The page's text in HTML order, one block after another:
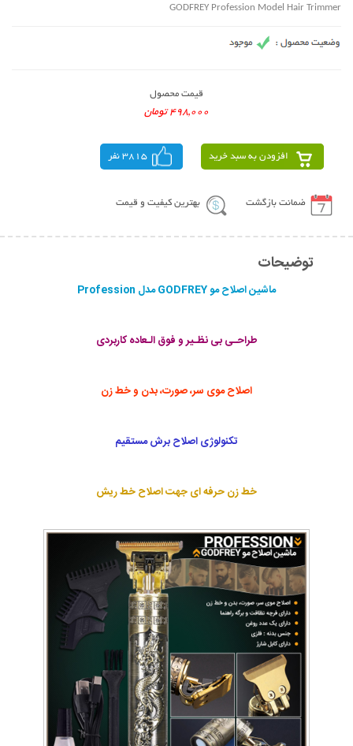
GODFREY Profession Model Hair Trimmer
قیمت محصول
498,000 تومان
افزودن به سبد خرید 3815 نفر
ضمانت بازگشت بهترین کیفیت و قیمت
توضیحات
ماشین اصلاح مو GODFREY مدل Profession
طراحـی بی نظـیر و فوق الـعاده کاربردی
اصلاح موی سر، صورت، بدن و خط زن
تکنولوژی اصلاح برش مستقیم
خط زن حرفه ای جهت اصلاح خط ریش